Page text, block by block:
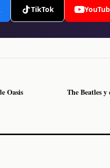
TikTok
Oasis
The Beatles